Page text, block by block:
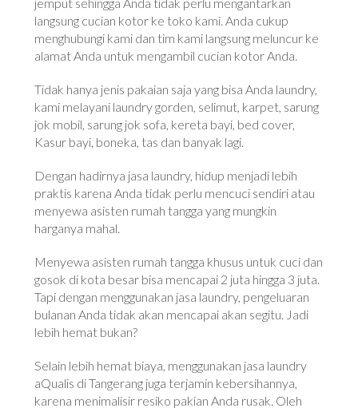
langsung cucian kotor ke toko kami. Anda cukup
menghubungi kami dan tim kami langsung meluncur ke
alamat Anda untuk mengambil cucian kotor Anda.
Tidak hanya jenis pakaian saja yang bisa Anda laundry,
kami melayani laundry gorden, selimut, karpet, sarung
jok mobil, sarung jok sofa, kereta bayi, bed cover,
Kasur bayi, boneka, tas dan banyak lagi.
Dengan hadirnya jasa laundry, hidup menjadi lebih
praktis karena Anda tidak perlu mencuci sendiri atau
menyewa asisten rumah tangga yang mungkin
harganya mahal.
Menyewa asisten rumah tangga khusus untuk cuci dan
gosok di kota besar bisa mencapai 2 juta hingga 3 juta.
Tapi dengan menggunakan jasa laundry, pengeluaran
bulanan Anda tidak akan mencapai akan segitu. Jadi
lebih hemat bukan?
Selain lebih hemat biaya, menggunakan jasa laundry
aQualis di Tangerang juga terjamin kebersihannya,
karena menimalisir resiko pakian Anda rusak. Oleh